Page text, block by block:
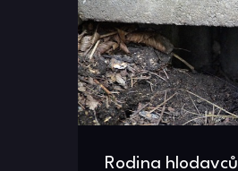
Rodina hlodavců